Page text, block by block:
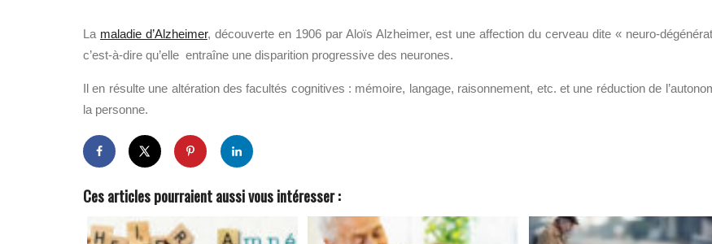
La maladie d’Alzheimer, découverte en 1906 par Aloïs Alzheimer, est une affection du cerveau dite « neuro-
c’est-à-dire qu’elle entraîne une disparition progressive des neurones.
Il en résulte une altération des facultés cognitives : mémoire, langage, raisonnement, etc. et une réduction de
la personne.
Ces articles pourraient aussi vous intéresser :